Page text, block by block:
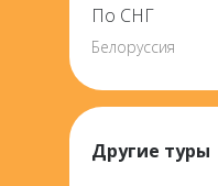
По СНГ
Белоруссия
Другие туры